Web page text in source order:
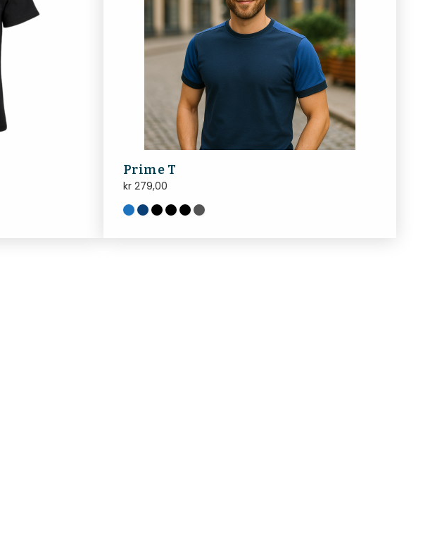
Prime T
kr279,00